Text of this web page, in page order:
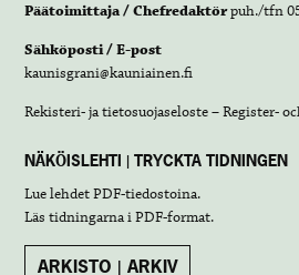
Päätoimittaja / Chefredaktörpuh./tfn
Sähköposti / E-post
kaunisgrani@kauniainen.fi
Rekisteri- ja tietosuojaseloste – Register-
NÄKÖISLEHTI | TRYCKTA TIDNINGEN
Lue lehdetPDF-tiedostoina.
Läs tidningarna iPDF-format.
ARKISTO | ARKIV